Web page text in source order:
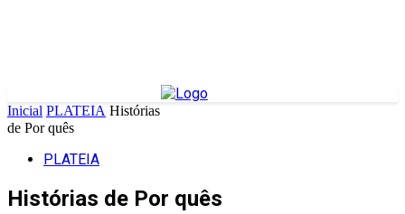
Inicial PLATEIA Histórias
de Por quês
PLATEIA
Histórias de Por quês